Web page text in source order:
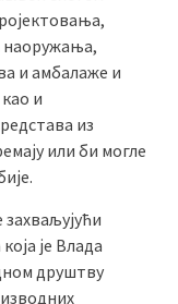
наоружања,
и амбалаже и
и
из
или би могле
је Влада
друштву